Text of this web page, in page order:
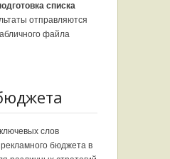
списка
отправляются
файла
слов
бюджета в